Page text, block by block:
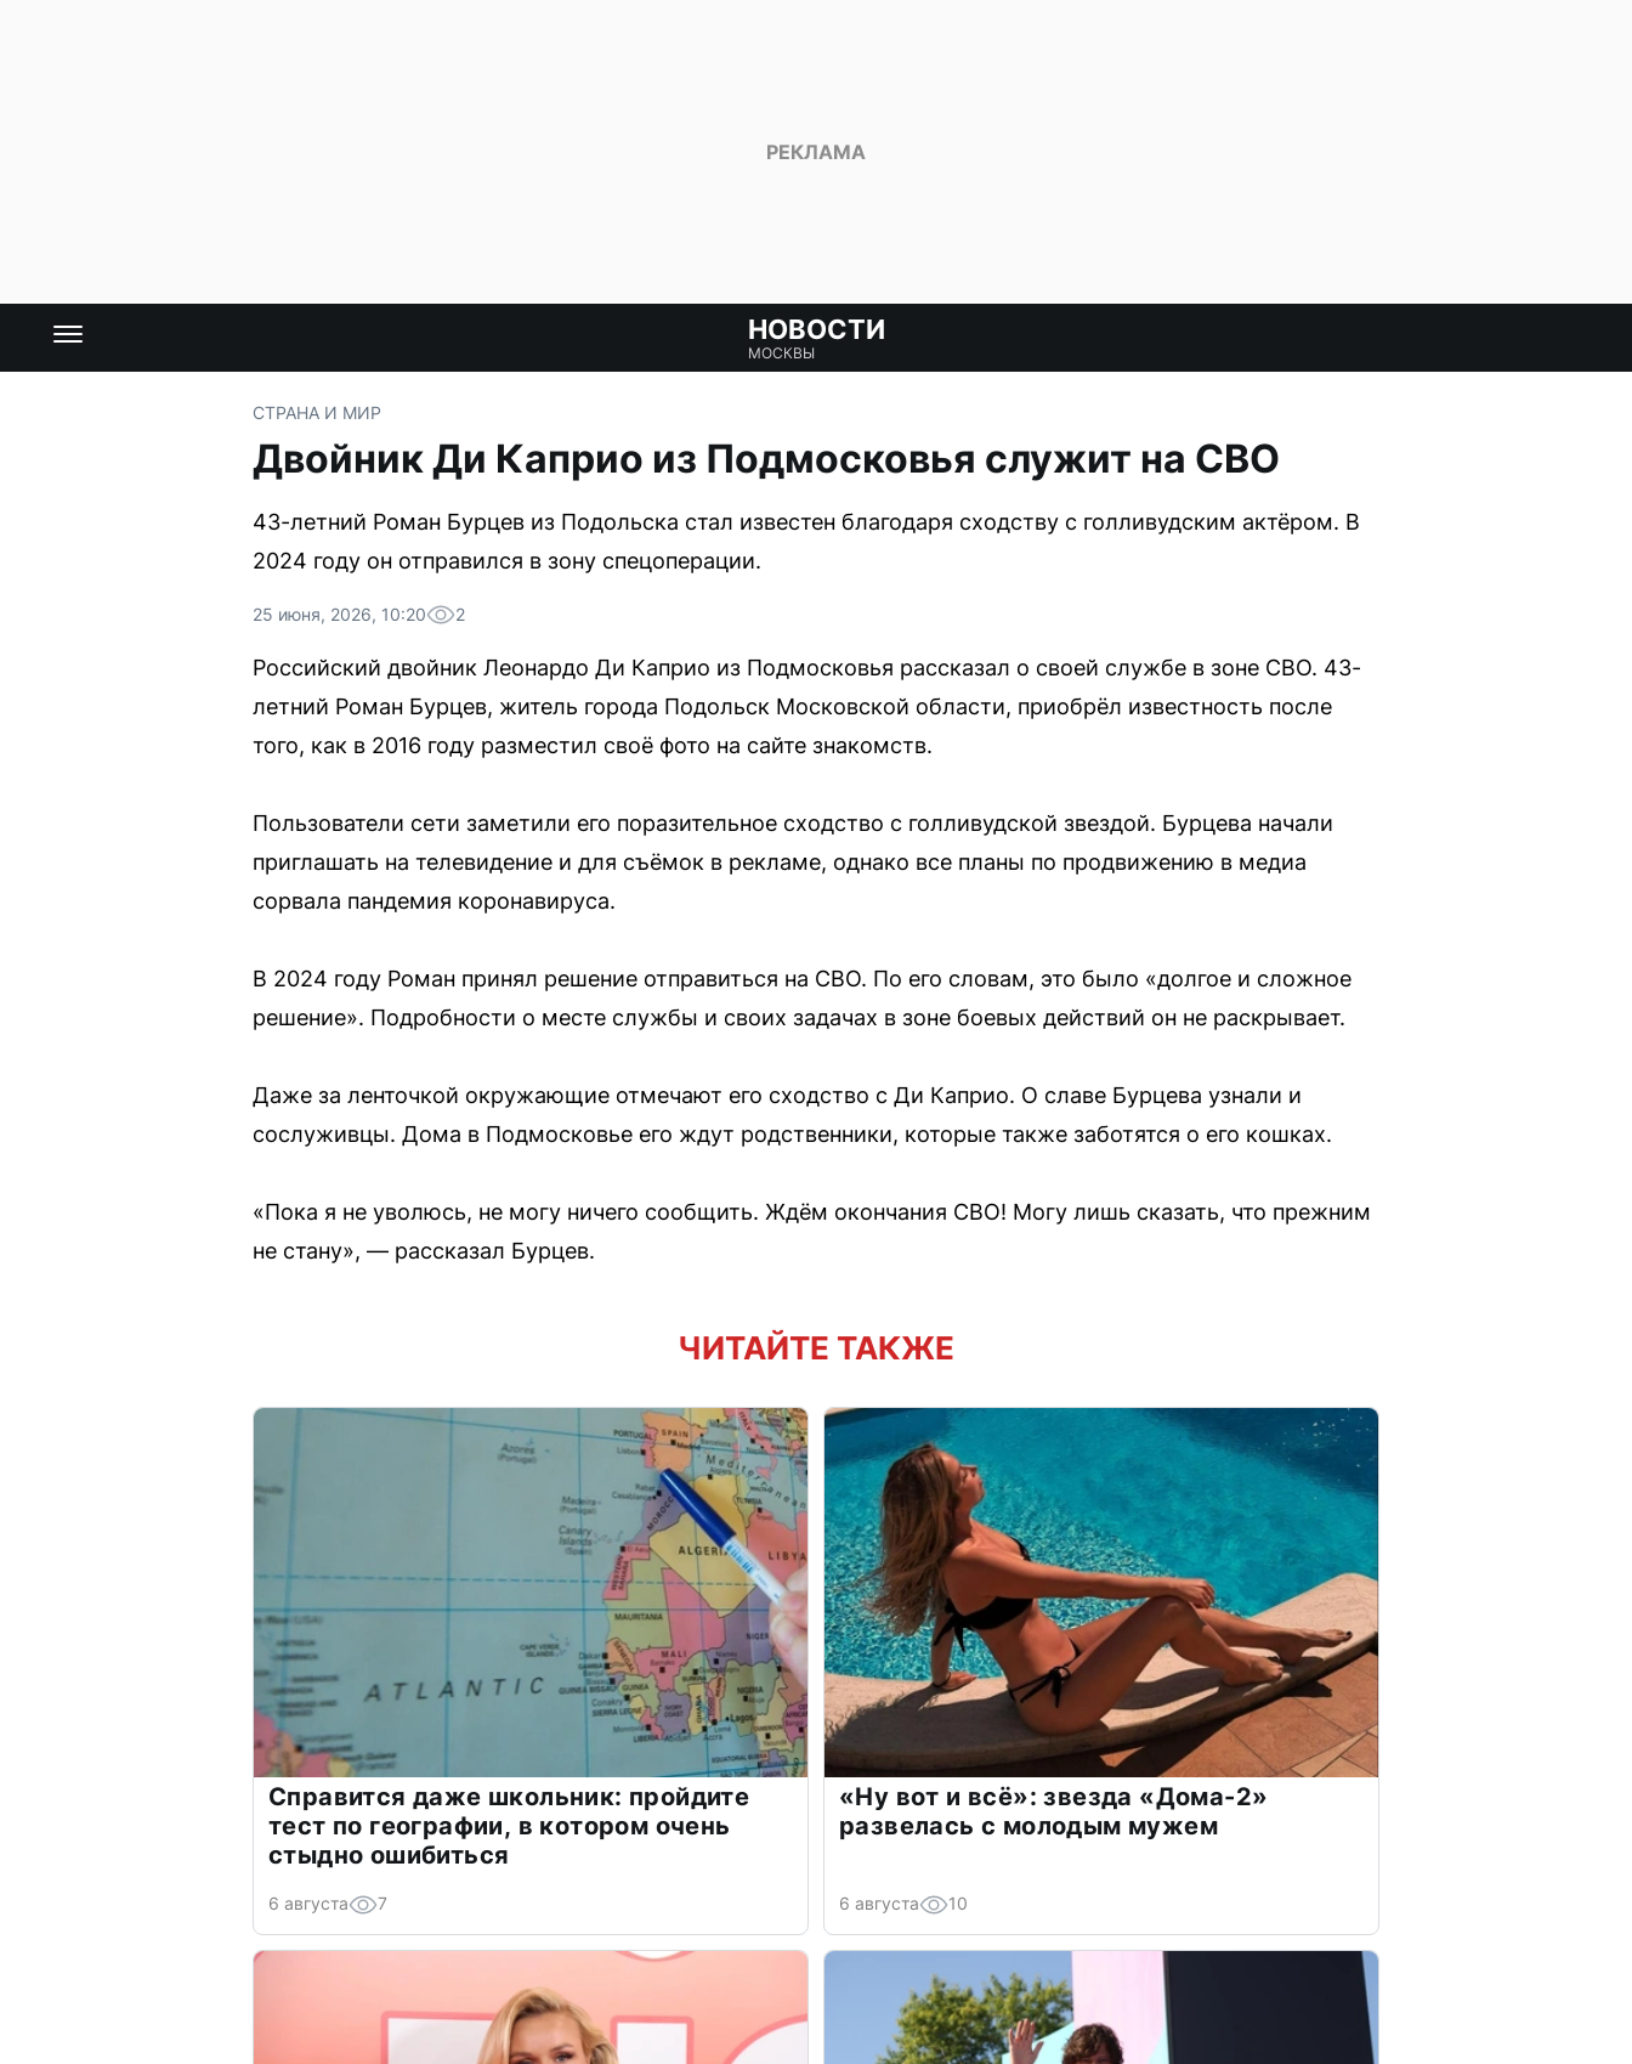
НОВОСТИ
МОСКВЫ
СТРАНА И МИР
Двойник Ди Каприо из Подмосковья служит на СВО
43-летний Роман Бурцев из Подольска стал известен благодаря сходству с голливудским актёром. В
2024 году он отправился в зону спецоперации.
25 июня, 2026, 10:20 2
Российский двойник Леонардо Ди Каприо из Подмосковья рассказал о своей службе в зоне СВО. 43-
летний Роман Бурцев, житель города Подольск Московской области, приобрёл известность после
того, как в 2016 году разместил своё фото на сайте знакомств.
Пользователи сети заметили его поразительное сходство с голливудской звездой. Бурцева начали
приглашать на телевидение и для съёмок в рекламе, однако все планы по продвижению в медиа
сорвала пандемия коронавируса.
В 2024 году Роман принял решение отправиться на СВО. По его словам, это было «долгое и сложное
решение». Подробности о месте службы и своих задачах в зоне боевых действий он не раскрывает.
Даже за ленточкой окружающие отмечают его сходство с Ди Каприо. О славе Бурцева узнали и
сослуживцы. Дома в Подмосковье его ждут родственники, которые также заботятся о его кошках.
«Пока я не уволюсь, не могу ничего сообщить. Ждём окончания СВО! Могу лишь сказать, что прежним
не стану», — рассказал Бурцев.
ЧИТАЙТЕ ТАКЖЕ
Справится даже школьник: пройдите
тест по географии, в котором очень
стыдно ошибиться
6 августа 7
«Ну вот и всё»: звезда «Дома-2»
развелась с молодым мужем
6 августа 10